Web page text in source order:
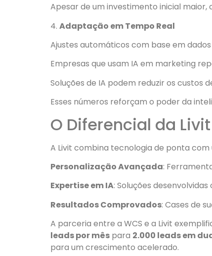
Apesar de um investimento inicial maior,
4. Adaptação em Tempo Real
Ajustes automáticos com base em
Empresas que usam IA em marketing
Soluções de IA podem reduzir os custos
Esses números reforçam o poder da
O Diferencial da
A Livit combina tecnologia de ponta
Personalização Avançada:
Expertise em IA: Soluções
Resultados Comprovados: Cases de
A parceria entre a WCS e a Livit
leads por mês para 2.000 leads em
para um crescimento acelerado.